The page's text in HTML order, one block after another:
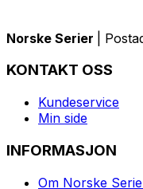
Norske Serier |
KONTAKT OSS
Kundeservice
Min side
INFORMASJON
Om Norske